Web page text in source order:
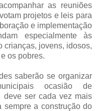
as reuniões
projetos e leis para
e implementação
especialmente às
crianças, jovens, idosos,
os pobres.
saberão se organizar
ocasião de
deve ser cada vez mais
sempre a construção do